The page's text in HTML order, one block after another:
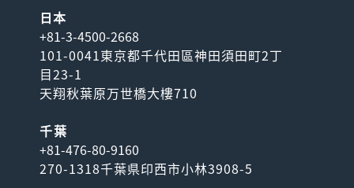
日本
+81-3-4500-2668
101-0041東京都千代田區神田須田町2丁
目23-1
天翔秋葉原万世橋大樓710
千葉
+81-476-80-9160
270-1318千葉県印西市小林3908-5